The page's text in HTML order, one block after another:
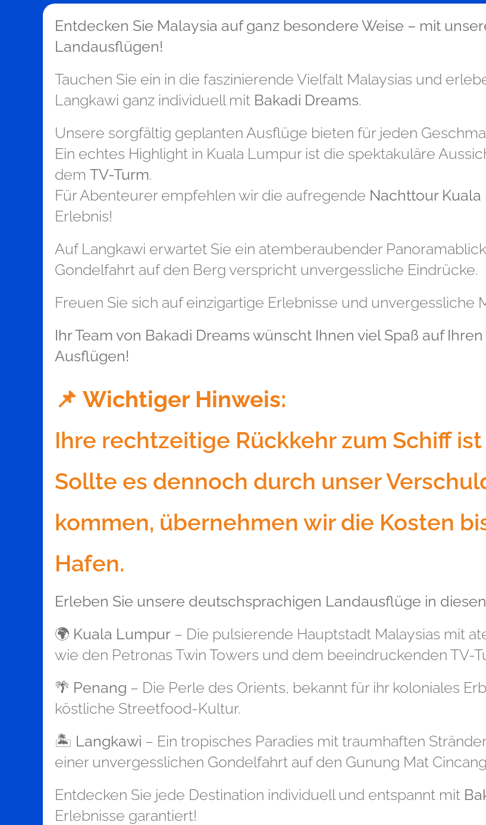
Entdecken Sie Malaysia auf ganz besondere Weise – mit
Landausflügen!
Tauchen Sie ein in die faszinierende Vielfalt Malaysias und
Langkawi ganz individuell mit Bakadi Dreams.
Unsere sorgfältig geplanten Ausflüge bieten für jeden
Ein echtes Highlight in Kuala Lumpur ist die spektakuläre
dem TV-Turm.
Für Abenteurer empfehlen wir die aufregende Nachttour
Erlebnis!
Auf Langkawi erwartet Sie ein atemberaubender
Gondelfahrt auf den Berg verspricht unvergessliche Eindrücke.
Freuen Sie sich auf einzigartige Erlebnisse und unvergessliche
Ihr Team von Bakadi Dreams wünscht Ihnen viel Spaß auf
Ausflügen!
📌 Wichtiger Hinweis:
Ihre rechtzeitige Rückkehr zum Schiff
Sollte es dennoch durch unser
kommen, übernehmen wir die Kosten
Hafen.
Erleben Sie unsere deutschsprachigen Landausflüge in
🌍 Kuala Lumpur – Die pulsierende Hauptstadt Malaysias mit
wie den Petronas Twin Towers und dem beeindruckenden TV-
🌴 Penang – Die Perle des Orients, bekannt für ihr koloniales
köstliche Streetfood-Kultur.
🏝 Langkawi – Ein tropisches Paradies mit traumhaften
einer unvergesslichen Gondelfahrt auf den Gunung Mat
Entdecken Sie jede Destination individuell und entspannt mit
Erlebnisse garantiert!